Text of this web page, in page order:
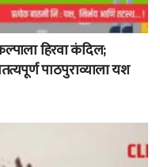
हिरवा कंदिल;
पाठपुराव्याला यश